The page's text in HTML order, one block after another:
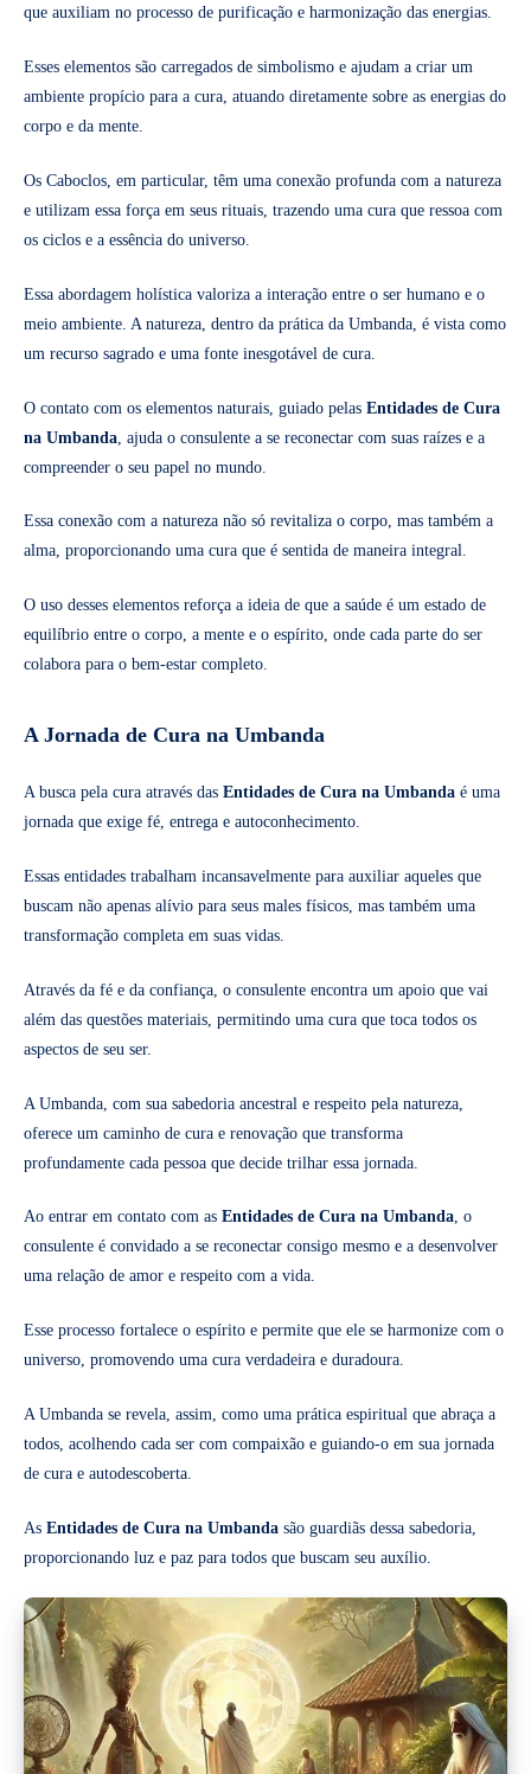
que auxiliam no processo de purificação e harmonização das energias.
Esses elementos são carregados de simbolismo e ajudam a criar um
ambiente propício para a cura, atuando diretamente sobre as energias do
corpo e da mente.
Os Caboclos, em particular, têm uma conexão profunda com a natureza
e utilizam essa força em seus rituais, trazendo uma cura que ressoa com
os ciclos e a essência do universo.
Essa abordagem holística valoriza a interação entre o ser humano e o
meio ambiente. A natureza, dentro da prática da Umbanda, é vista como
um recurso sagrado e uma fonte inesgotável de cura.
O contato com os elementos naturais, guiado pelas Entidades de Cura
na Umbanda , ajuda o consulente a se reconectar com suas raízes e a
compreender o seu papel no mundo.
Essa conexão com a natureza não só revitaliza o corpo, mas também a
alma, proporcionando uma cura que é sentida de maneira integral.
O uso desses elementos reforça a ideia de que a saúde é um estado de
equilíbrio entre o corpo, a mente e o espírito, onde cada parte do ser
colabora para o bem-estar completo.
A Jornada de Cura na Umbanda
A busca pela cura através das Entidades de Cura na Umbanda é uma
jornada que exige fé, entrega e autoconhecimento.
Essas entidades trabalham incansavelmente para auxiliar aqueles que
buscam não apenas alívio para seus males físicos, mas também uma
transformação completa em suas vidas.
Através da fé e da confiança, o consulente encontra um apoio que vai
além das questões materiais, permitindo uma cura que toca todos os
aspectos de seu ser.
A Umbanda, com sua sabedoria ancestral e respeito pela natureza,
oferece um caminho de cura e renovação que transforma
profundamente cada pessoa que decide trilhar essa jornada.
Ao entrar em contato com as Entidades de Cura na Umbanda, o
consulente é convidado a se reconectar consigo mesmo e a desenvolver
uma relação de amor e respeito com a vida.
Esse processo fortalece o espírito e permite que ele se harmonize com o
universo, promovendo uma cura verdadeira e duradoura.
A Umbanda se revela, assim, como uma prática espiritual que abraça a
todos, acolhendo cada ser com compaixão e guiando-o em sua jornada
de cura e autodescoberta.
As Entidades de Cura na Umbanda são guardiãs dessa sabedoria,
proporcionando luz e paz para todos que buscam seu auxílio.